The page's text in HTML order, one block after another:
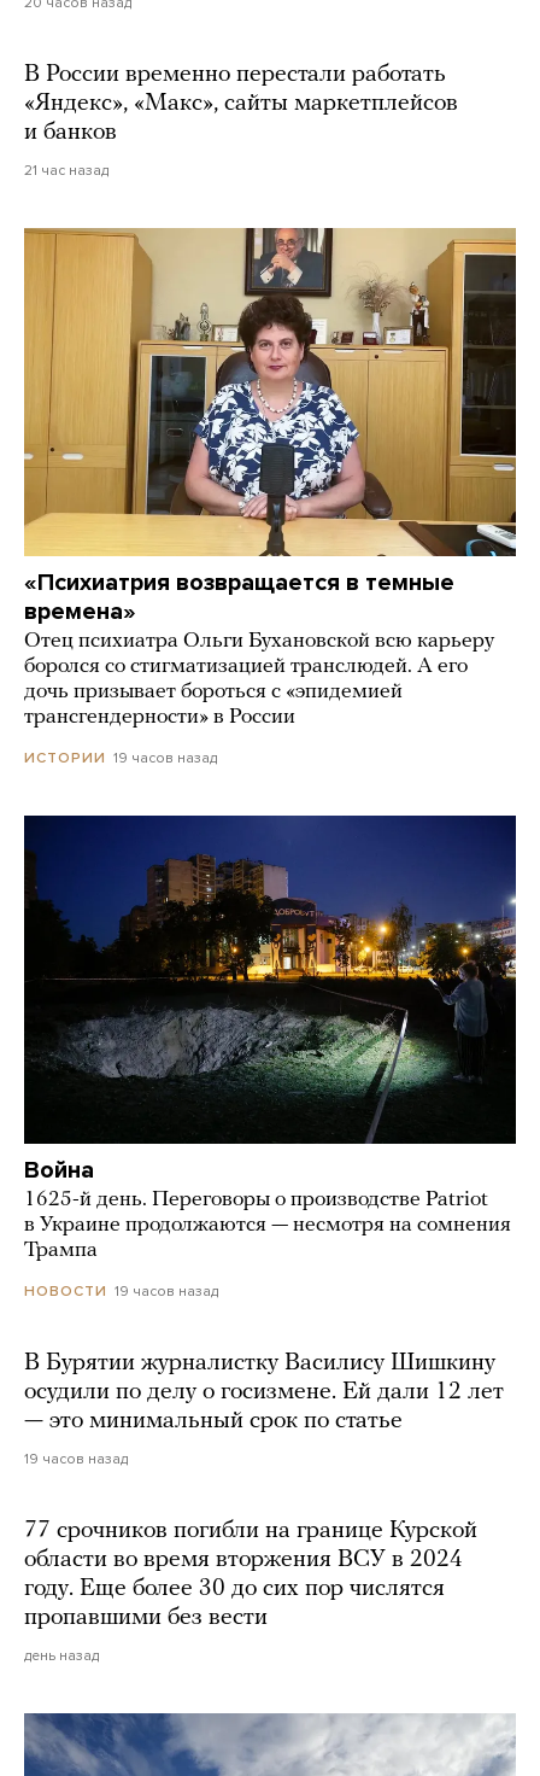
В России временно перестали работать
«Яндекс», «Макс», сайты маркетплейсов
и банков
21 час назад
«Психиатрия возвращается в темные
времена»
Отец психиатра Ольги Бухановской всю карьеру
боролся со стигматизацией транслюдей. А его
дочь призывает бороться с «эпидемией
трансгендерности» в России
ИСТОРИИ 19 часов назад
Война
1625-й день. Переговоры о производстве Patriot
в Украине продолжаются — несмотря на сомнения
Трампа
НОВОСТИ 19 часов назад
В Бурятии журналистку Василису Шишкину
осудили по делу о госизмене. Ей дали 12 лет
— это минимальный срок по статье
19 часов назад
77 срочников погибли на границе Курской
области во время вторжения ВСУ в 2024
году. Еще более 30 до сих пор числятся
пропавшими без вести
день назад